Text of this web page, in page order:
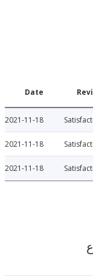
2021-11-18
2021-11-18
2021-11-18